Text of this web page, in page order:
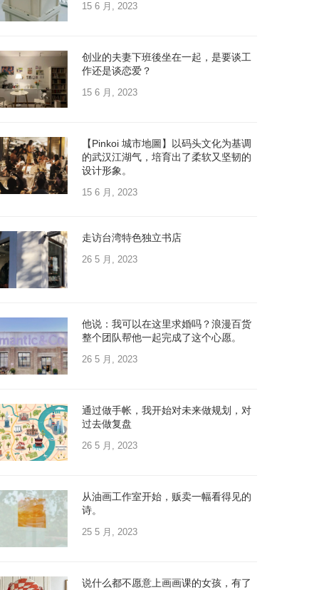
15 6 月, 2023
创业的夫妻下班後坐在一起，是要谈工
作还是谈恋爱？
15 6 月, 2023
【Pinkoi 城市地圖】以码头文化为基调
的武汉江湖气，培育出了柔软又坚韧的
设计形象。
15 6 月, 2023
走访台湾特色独立书店
26 5 月, 2023
他说：我可以在这里求婚吗？浪漫百货
整个团队帮他一起完成了这个心愿。
26 5 月, 2023
通过做手帐，我开始对未来做规划，对
过去做复盘
26 5 月, 2023
从油画工作室开始，贩卖一幅看得见的
诗。
25 5 月, 2023
说什么都不愿意上画画课的女孩，有了